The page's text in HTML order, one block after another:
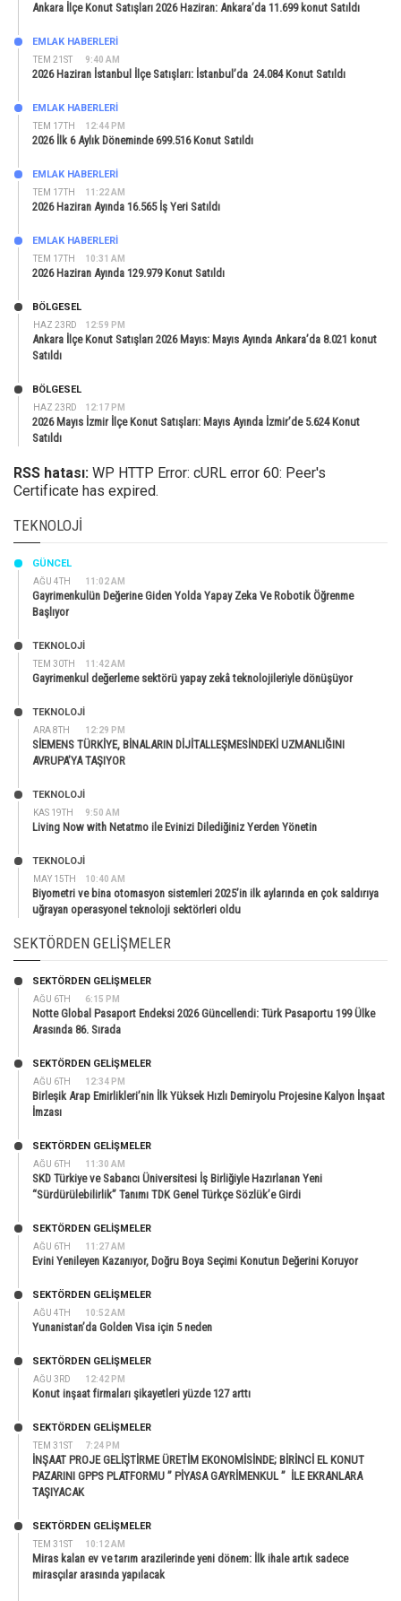
Ankara İlçe Konut Satışları 2026 Haziran: Ankara’da 11.699 konut Satıldı
TEM 21ST 9:40 AM
EMLAK HABERLERI
2026 Haziran İstanbul İlçe Satışları: İstanbul’da 24.084 Konut Satıldı
TEM 17TH 12:44 PM
EMLAK HABERLERI
2026 İlk 6 Aylık Döneminde 699.516 Konut Satıldı
TEM 17TH 11:22 AM
EMLAK HABERLERI
2026 Haziran Ayında 16.565 İş Yeri Satıldı
TEM 17TH 10:31 AM
EMLAK HABERLERI
2026 Haziran Ayında 129.979 Konut Satıldı
HAZ 23RD 12:59 PM
BÖLGESEL
Ankara İlçe Konut Satışları 2026 Mayıs: Mayıs Ayında Ankara’da 8.021 konut
Satıldı
HAZ 23RD 12:17 PM
BÖLGESEL
2026 Mayıs İzmir İlçe Konut Satışları: Mayıs Ayında İzmir’de 5.624 Konut
Satıldı
RSS hatası: WP HTTP Error: cURL error 60: Peer's
Certificate has expired.
TEKNOLOJI
AĞU 4TH 11:02 AM
GÜNCEL
Gayrimenkulün Değerine Giden Yolda Yapay Zeka Ve Robotik Öğrenme
Başlıyor
TEM 30TH 11:42 AM
TEKNOLOJİ
Gayrimenkul değerleme sektörü yapay zekâ teknolojileriyle dönüşüyor
ARA 8TH 12:29 PM
TEKNOLOJİ
SİEMENS TÜRKİYE, BİNALARIN DİJİTALLEŞMESİNDEKİ UZMANLIĞINI
AVRUPA’YA TAŞIYOR
KAS 19TH 9:50 AM
TEKNOLOJİ
Living Now with Netatmo ile Evinizi Dilediğiniz Yerden Yönetin
MAY 15TH 10:40 AM
TEKNOLOJİ
Biyometri ve bina otomasyon sistemleri 2025’in ilk aylarında en çok saldırıya
uğrayan operasyonel teknoloji sektörleri oldu
SEKTÖRDEN GELIŞMELER
AĞU 6TH 6:15 PM
SEKTÖRDEN GELIŞMELER
Notte Global Pasaport Endeksi 2026 Güncellendi: Türk Pasaportu 199 Ülke
Arasında 86. Sırada
AĞU 6TH 12:34 PM
SEKTÖRDEN GELIŞMELER
Birleşik Arap Emirlikleri’nin İlk Yüksek Hızlı Demiryolu Projesine Kalyon İnşaat
İmzası
AĞU 6TH 11:30 AM
SEKTÖRDEN GELIŞMELER
SKD Türkiye ve Sabancı Üniversitesi İş Birliğiyle Hazırlanan Yeni
“Sürdürülebilirlik” Tanımı TDK Genel Türkçe Sözlük’e Girdi
AĞU 6TH 11:27 AM
SEKTÖRDEN GELIŞMELER
Evini Yenileyen Kazanıyor, Doğru Boya Seçimi Konutun Değerini Koruyor
AĞU 4TH 10:52 AM
SEKTÖRDEN GELIŞMELER
Yunanistan’da Golden Visa için 5 neden
AĞU 3RD 12:42 PM
SEKTÖRDEN GELIŞMELER
Konut inşaat firmaları şikayetleri yüzde 127 arttı
TEM 31ST 7:24 PM
SEKTÖRDEN GELIŞMELER
İNŞAAT PROJE GELİŞTİRME ÜRETİM EKONOMİSİNDE; BİRİNCİ EL KONUT
PAZARINI GPPS PLATFORMU ” PİYASA GAYRİMENKUL ” İLE EKRANLARA
TAŞIYACAK
TEM 31ST 10:12 AM
SEKTÖRDEN GELIŞMELER
Miras kalan ev ve tarım arazilerinde yeni dönem: İlk ihale artık sadece
mirasçılar arasında yapılacak